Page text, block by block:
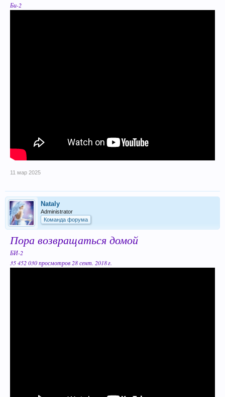
Би-2
11 мар 2025
Nataly
Administrator
Команда форума
Пора возвращаться домой
БИ-2
35 452 030 просмотров 28 сент. 2018 г.